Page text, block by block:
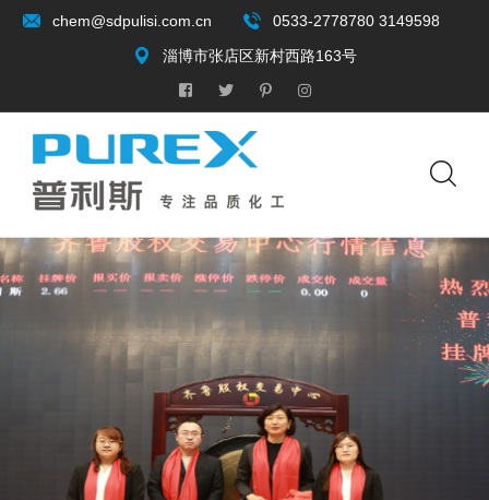
chem@sdpulisi.com.cn
0533-2778780 3149598
淄博市张店区新村西路163号